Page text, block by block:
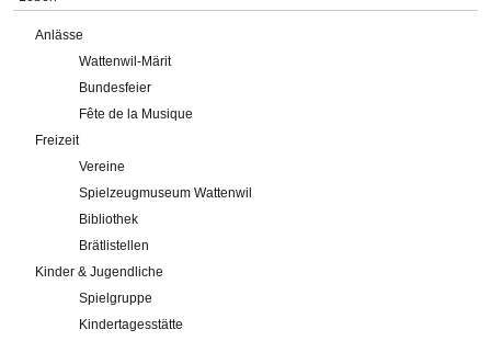
Anlässe
Wattenwil-Märit
Bundesfeier
Fête de la Musique
Freizeit
Vereine
Spielzeugmuseum Wattenwil
Bibliothek
Brätlistellen
Kinder & Jugendliche
Spielgruppe
Kindertagesstätte